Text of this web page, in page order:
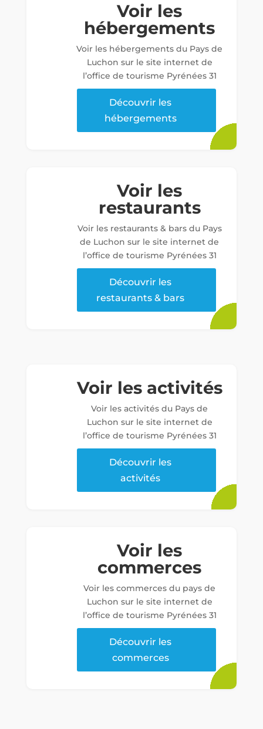
Voir les
hébergements
Voir les hébergements du Pays de
Luchon sur le site internet de
l’office de tourisme Pyrénées 31
Découvrir les
hébergements
Voir les
restaurants
Voir les restaurants & bars du Pays
de Luchon sur le site internet de
l’office de tourisme Pyrénées 31
Découvrir les
restaurants & bars
Voir les activités
Voir les activités du Pays de
Luchon sur le site internet de
l’office de tourisme Pyrénées 31
Découvrir les
activités
Voir les
commerces
Voir les commerces du pays de
Luchon sur le site internet de
l’office de tourisme Pyrénées 31
Découvrir les
commerces